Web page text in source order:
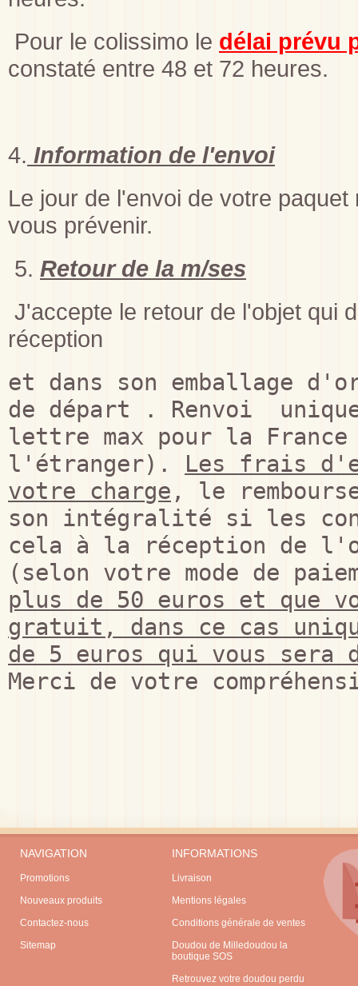
Pour le colissimo le délai prévu
constaté entre 48 et 72 heures.
4. Information de l'envoi
Le jour de l'envoi de votre
vous prévenir.
5. Retour de la m/ses
J'accepte le retour de l'objet qui
réception
et dans son emballage
de départ . Renvoi
lettre max pour la
l'étranger). Les frais
votre charge , le
son intégralité si les
cela à la réception de
(selon votre mode de
plus de 50 euros et que
gratuit, dans ce cas
de 5 euros qui vous sera
Merci de votre
NAVIGATION
Promotions
Nouveaux produits
Contactez-nous
Sitemap
INFORMATIONS
Livraison
Mentions légales
Conditions générale de ventes
Doudou de Milledoudou la
boutique SOS
Retrouvez votre doudou perdu